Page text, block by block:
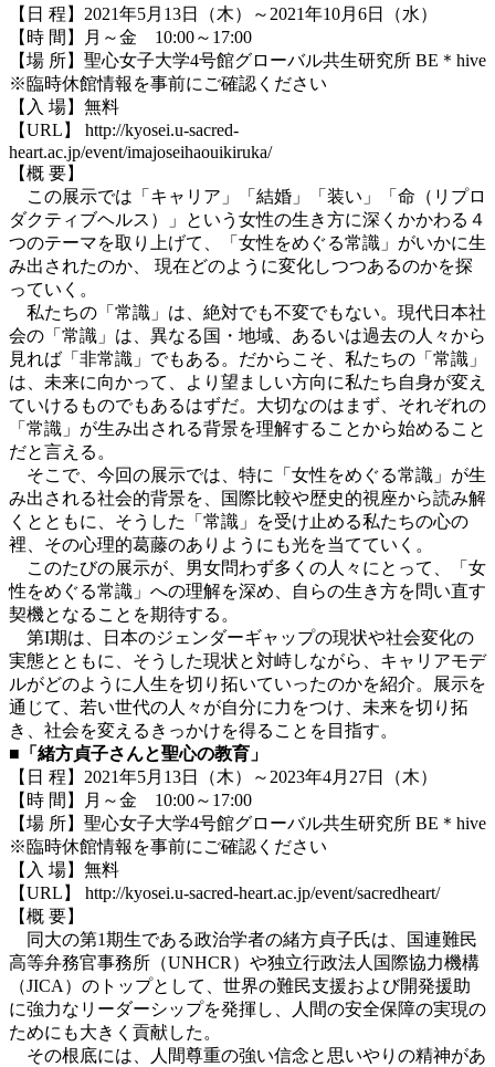
【日 程】2021年5月13日（木）～2021年10月6日（水）
【時 間】月～金 10:00～17:00
【場 所】聖心女子大学4号館グローバル共生研究所 BE＊hive
※臨時休館情報を事前にご確認ください
【入 場】無料
【URL】 http://kyosei.u-sacred-
heart.ac.jp/event/imajoseihaouikiruka/
【概 要】
この展示では「キャリア」「結婚」「装い」「命（リプロ
ダクティブヘルス）」という女性の生き方に深くかかわる４
つのテーマを取り上げて、「女性をめぐる常識」がいかに生
み出されたのか、 現在どのように変化しつつあるのかを探
っていく。
私たちの「常識」は、絶対でも不変でもない。現代日本社
会の「常識」は、異なる国・地域、あるいは過去の人々から
見れば「非常識」でもある。だからこそ、私たちの「常識」
は、未来に向かって、より望ましい方向に私たち自身が変え
ていけるものでもあるはずだ。大切なのはまず、それぞれの
「常識」が生み出される背景を理解することから始めること
だと言える。
そこで、今回の展示では、特に「女性をめぐる常識」が生
み出される社会的背景を、国際比較や歴史的視座から読み解
くとともに、そうした「常識」を受け止める私たちの心の
裡、その心理的葛藤のありようにも光を当てていく。
このたびの展示が、男女問わず多くの人々にとって、「女
性をめぐる常識」への理解を深め、自らの生き方を問い直す
契機となることを期待する。
第I期は、日本のジェンダーギャップの現状や社会変化の
実態とともに、そうした現状と対峙しながら、キャリアモデ
ルがどのように人生を切り拓いていったのかを紹介。展示を
通じて、若い世代の人々が自分に力をつけ、未来を切り拓
き、社会を変えるきっかけを得ることを目指す。
■ 「緒方貞子さんと聖心の教育」
【日 程】2021年5月13日（木）～2023年4月27日（木）
【時 間】月～金 10:00～17:00
【場 所】聖心女子大学4号館グローバル共生研究所 BE＊hive
※臨時休館情報を事前にご確認ください
【入 場】無料
【URL】 http://kyosei.u-sacred-heart.ac.jp/event/sacredheart/
【概 要】
同大の第1期生である政治学者の緒方貞子氏は、国連難民
高等弁務官事務所（UNHCR）や独立行政法人国際協力機構
（JICA）のトップとして、世界の難民支援および開発援助
に強力なリーダーシップを発揮し、人間の安全保障の実現の
ためにも大きく貢献した。
その根底には、人間尊重の強い信念と思いやりの精神があ